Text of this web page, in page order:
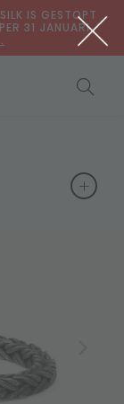
IS GESTOPT
31 JANUARI
+